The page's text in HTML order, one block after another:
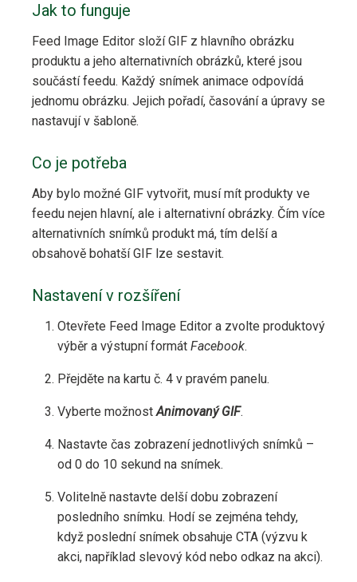
Jak to funguje
Feed Image Editor složí GIF z hlavního obrázku
produktu a jeho alternativních obrázků, které jsou
součástí feedu. Každý snímek animace odpovídá
jednomu obrázku. Jejich pořadí, časování a úpravy se
nastavují v šabloně.
Co je potřeba
Aby bylo možné GIF vytvořit, musí mít produkty ve
feedu nejen hlavní, ale i alternativní obrázky. Čím více
alternativních snímků produkt má, tím delší a
obsahově bohatší GIF lze sestavit.
Nastavení v rozšíření
Otevřete Feed Image Editor a zvolte produktový
výběr a výstupní formát Facebook.
Přejděte na kartu č. 4 v pravém panelu.
Vyberte možnostAnimovaný GIF.
Nastavte čas zobrazení jednotlivých snímků –
od 0 do 10 sekund na snímek.
Volitelně nastavte delší dobu zobrazení
posledního snímku. Hodí se zejména tehdy,
když poslední snímek obsahuje CTA (výzvu k
akci, například slevový kód nebo odkaz na akci).